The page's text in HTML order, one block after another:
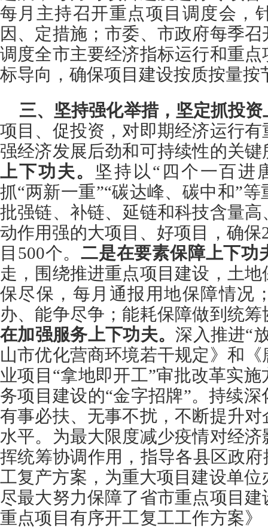
每月主持召开重点项目调度会，
因、定措施；市委、市政府每季
调度全市主要经济指标运行和重
标导向，确保项目建设按质按量按
三、坚持强化举措，坚定抓投
项目、促投资，对即期经济运行
强经济发展后劲和可持续性的关键
上下功夫。 坚持以“四个一百进
抓“两新一重”“碳达峰、 碳中和”等
批强链、补链、 延链和科技含量高
动作用强的大项目、好项目，确保
目500个。二是在要素保障上下功
走，围绕推进重点项目建设，土
保尽保，每月通报用地保障情况
办、能争尽争；能耗保障做到统
在加强服务上下功夫。深入推进“
山市优化营商环境若干规定》和
业项目“拿地即开工”审批改革实
务项目建设的“金字招牌”。持续
有事必扶、无事不扰，不断提升
水平。为最大限度减少疫情对经
挥统筹协调作用，指导各县区政
工复产方案，为重大项目建设单位
尽最大努力保障了省市重点项目
重点项目有序开工复工工作方案